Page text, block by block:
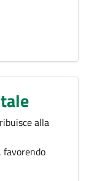
alla
favorendo